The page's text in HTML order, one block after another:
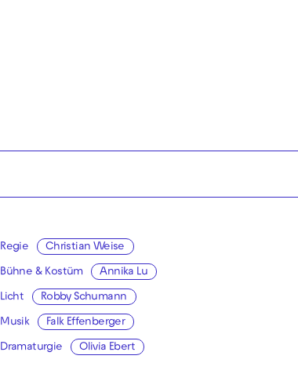
Regie Christian Weise
Bühne & Kostüm Annika Lu
Licht Robby Schumann
Musik Falk Effenberger
Dramaturgie Olivia Ebert